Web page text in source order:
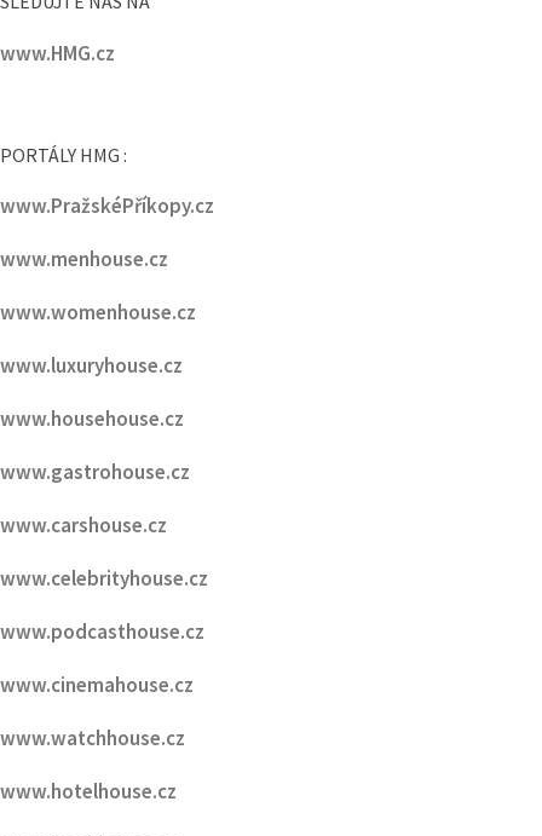
www.HMG.cz
PORTÁLY HMG :
www.PražskéPříkopy.cz
www.menhouse.cz
www.womenhouse.cz
www.luxuryhouse.cz
www.househouse.cz
www.gastrohouse.cz
www.carshouse.cz
www.celebrityhouse.cz
www.podcasthouse.cz
www.cinemahouse.cz
www.watchhouse.cz
www.hotelhouse.cz